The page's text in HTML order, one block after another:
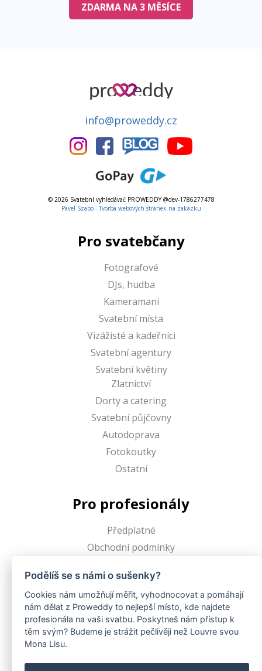
ZDARMA NA 3 MĚSÍCE
info@proweddy.cz
© 2026 Svatební vyhledávač PROWEDDY @dev-1786277478
Pavel Szabo - Tvorba webových stránek na zakázku
Pro svatebčany
Fotografové
DJs, hudba
Kameramani
Svatební místa
Vizážisté a kadeřníci
Svatební agentury
Svatební květiny
Zlatnictví
Dorty a catering
Svatební půjčovny
Autodoprava
Fotokoutky
Ostatní
Pro profesionály
Předplatné
Obchodní podmínky
Proweddy
O Proweddy
FAQ
Blogy uživatelů
Podělíš se s námi o sušenky?
Cookies nám umožňují měřit, vyhodnocovat a pomáhají
nám dělat z Proweddy to nejlepší místo, kde najdete
profesionála na vaši svatbu. Poskytneš nám přístup k
těm svým? Budeme je strážit pečlivěji než Louvre svou
Mona Lisu.